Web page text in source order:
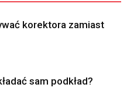
korektora zamiast
sam podkład?